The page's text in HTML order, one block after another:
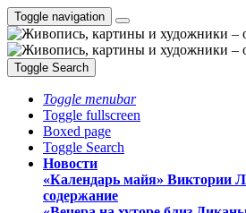
Toggle navigation
Toggle Search
Toggle menubar
Toggle fullscreen
Boxed page
Toggle Search
Новости
«Календарь майя» Виктории
содержание